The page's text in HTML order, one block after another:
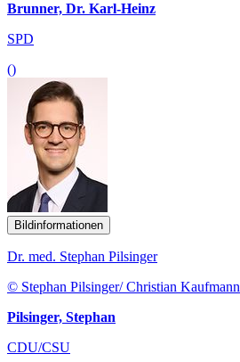
Brunner, Dr. Karl-Heinz
SPD
()
Bildinformationen
Dr. med. Stephan Pilsinger
© Stephan Pilsinger/ Christian Kaufmann
Pilsinger, Stephan
CDU/CSU